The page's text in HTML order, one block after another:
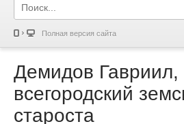
Полная версия сайта
Демидов Гавриил,
всегородский
староста